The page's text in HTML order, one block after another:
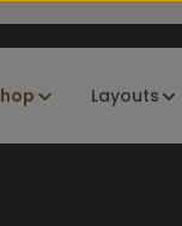
Layouts
ut labore
dolores